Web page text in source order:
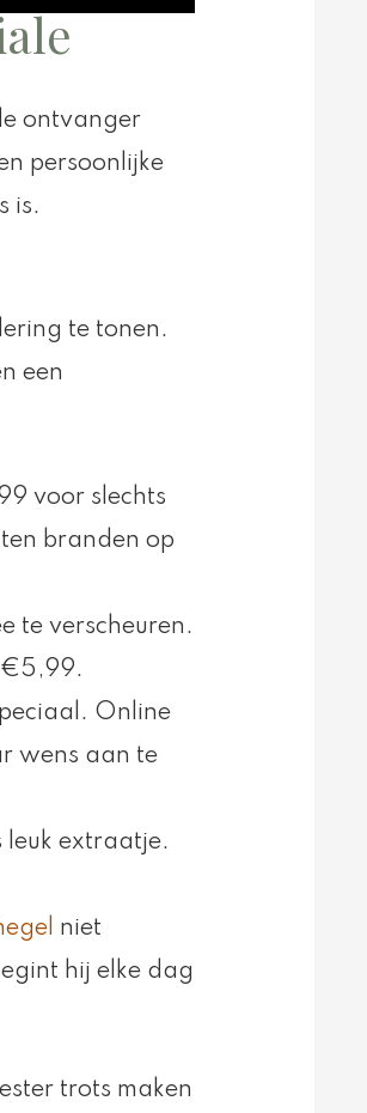
ontvanger
persoonlijke
is.
te tonen.
een
voor slechts
branden op
te verscheuren.
€5,99.
Online
wens aan te
extraatje.
niet
hij elke dag
trots maken